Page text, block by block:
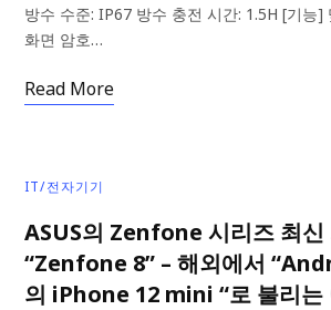
방수 수준: IP67 방수 충전 시간: 1.5H [기능]
화면 암호…
Read More
IT/전자기기
ASUS의 Zenfone 시리즈 최신
“Zenfone 8” – 해외에서
의 iPhone 12 mini “로 불리는